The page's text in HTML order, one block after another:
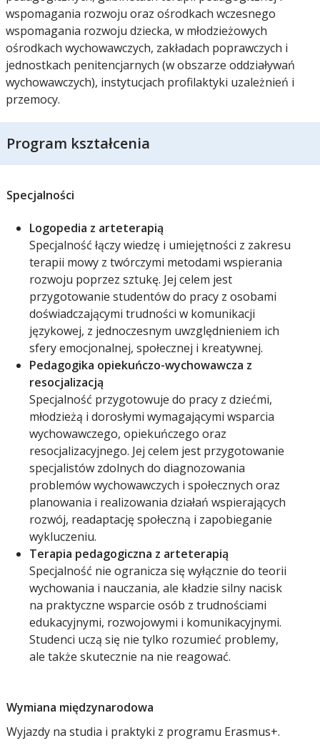
wspomagania rozwoju oraz ośrodkach wczesnego
wspomagania rozwoju dziecka, w młodzieżowych
ośrodkach wychowawczych, zakładach poprawczych i
jednostkach penitencjarnych (w obszarze oddziaływań
wychowawczych), instytucjach profilaktyki uzależnień i
przemocy.
Program kształcenia
Specjalności
Logopedia z arteterapią
Specjalność łączy wiedzę i umiejętności z zakresu
terapii mowy z twórczymi metodami wspierania
rozwoju poprzez sztukę. Jej celem jest
przygotowanie studentów do pracy z osobami
doświadczającymi trudności w komunikacji
językowej, z jednoczesnym uwzględnieniem ich
sfery emocjonalnej, społecznej i kreatywnej.
Pedagogika opiekuńczo-wychowawcza z
resocjalizacją
Specjalność przygotowuje do pracy z dziećmi,
młodzieżą i dorosłymi wymagającymi wsparcia
wychowawczego, opiekuńczego oraz
resocjalizacyjnego. Jej celem jest przygotowanie
specjalistów zdolnych do diagnozowania
problemów wychowawczych i społecznych oraz
planowania i realizowania działań wspierających
rozwój, readaptację społeczną i zapobieganie
wykluczeniu.
Terapia pedagogiczna z arteterapią
Specjalność nie ogranicza się wyłącznie do teorii
wychowania i nauczania, ale kładzie silny nacisk
na praktyczne wsparcie osób z trudnościami
edukacyjnymi, rozwojowymi i komunikacyjnymi.
Studenci uczą się nie tylko rozumieć problemy,
ale także skutecznie na nie reagować.
Wymiana międzynarodowa
Wyjazdy na studia i praktyki z programu Erasmus+.